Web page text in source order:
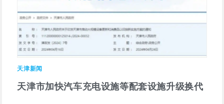
天津新闻
天津市加快汽车充电设施等配套设施升级换代